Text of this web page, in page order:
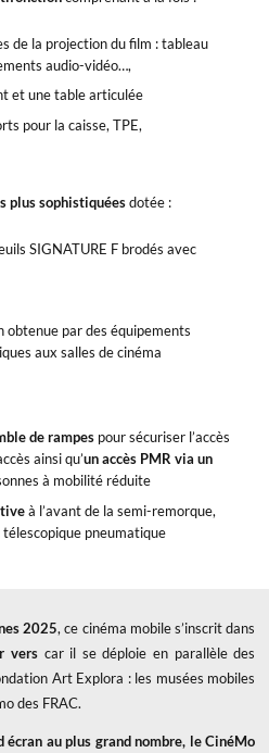
de la projection du film : tableau
audio-vidéo…,
et une table articulée
pour la caisse, TPE,
plus sophistiquéesdotée :
SIGNATURE F brodés avec
obtenue par des équipements
aux salles de cinéma
de rampes pour sécuriser l’accès
ainsi qu’un accès PMR via un
à mobilité réduite
à l’avant de la semi-remorque,
pneumatique
2025, ce cinéma mobile s’inscrit dans
verscar il se déploie en parallèle des
Art Explora : les musées mobiles
des FRAC.
au plus grand nombre, le CinéMo